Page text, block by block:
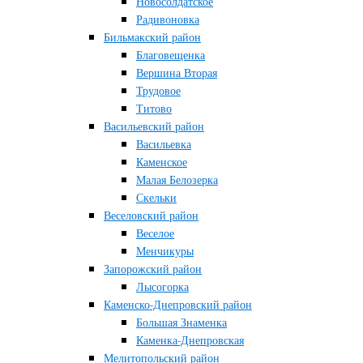
Радивоновка
Бильмакский район
Благовещенка
Вершина Вторая
Трудовое
Титово
Васильевский район
Васильевка
Каменское
Малая Белозерка
Скельки
Веселовский район
Веселое
Менчикуры
Запорожский район
Лысогорка
Каменско-Днепровский район
Большая Знаменка
Каменка-Днепровская
Мелитопольский район